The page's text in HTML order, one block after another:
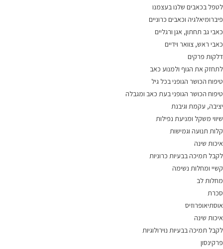
לטפל בכאבים שלנו בעצמנו
פיברומיאלגיה וכאבים כרוניים
כאבי גב תחתון, אגן ורגליים
כאבי ראש, צוואר וידיים
דלקות פרקים
לתחזק את הגוף ולמנוע כאב
טיפוח הכושר הגופני בכל גיל
טיפוח הכושר הגופני בעת כאב ומגבלה
יציבה, עקמת וגיבנת
שיווי משקל ומניעת נפילות
קלות תנועה וגמישות
איכות שינה
לקבל תמיכה בבעיות כרוניות
קשיי ומחלות נשימה
מחלות לב
סכרת
אוסתיאופרוזיס
איכות שינה
לקבל תמיכה בבעיות נוירולוגיות
פרקינסון